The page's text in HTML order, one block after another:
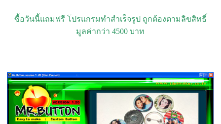
ซื้อวันนี้แถมฟรี โปรแกรมทำสำเร็จรูป ถูกต้องตามลิขสิทธิ์
มูลค่ากว่า 4500 บาท